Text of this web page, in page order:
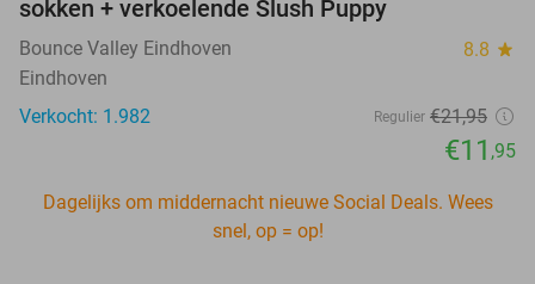
sokken + verkoelende Slush Puppy
Bounce Valley Eindhoven 8.8 star
Eindhoven
Verkocht: 1.982
Regulier €21,95
€11 ,95
Dagelijks om middernacht nieuwe Social Deals. Wees
snel, op = op!